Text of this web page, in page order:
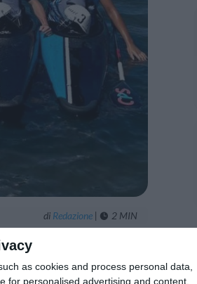
as cookies and process personal data,
for personalised advertising and content,
di Redazione|  2 MIN